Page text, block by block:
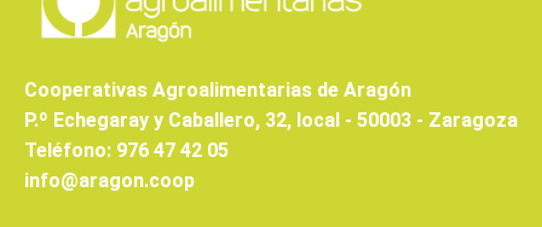
Cooperativas Agroalimentarias de Aragón
P.º Echegaray y Caballero, 32, local - 50003 - Zaragoza
Teléfono: 976 47 42 05
info@aragon.coop